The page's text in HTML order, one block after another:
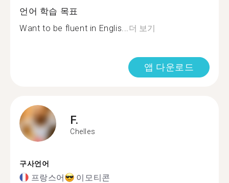
언어 학습 목표
Want to be fluent in Englis...더 보기
앱 다운로드
F.
Chelles
구사언어
프랑스어 이모티콘